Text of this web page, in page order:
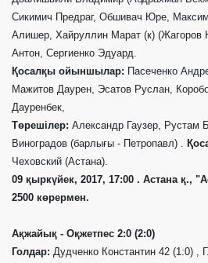
Сикимич Предраг, Обшивач Юре,
Алишер, Хайруллин Марат (к) (Жагоров
Антон, Сергиенко Эдуард.
Қосалқы ойыншылар: Пасеченко
Мажитов Даурен, Эсатов Руслан,
Дауренбек,
Төрешілер: Александр Гаузер, Рустам
Виноградов (барлығы - Петропавл) .
Чеховский (Астана).
09 қыркүйек, 2017, 17:00 . Астанақ.,
2500 көрермен.
Ақжайық - Оқжетпес 2:0 (2:0)
Голдар: Дудченко Константин 42 (1:0) ,